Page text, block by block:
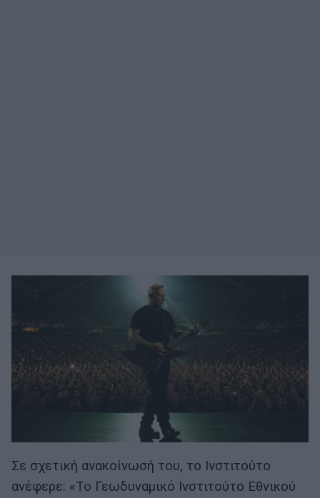
Σε σχετική ανακοίνωσή του, το Ινστιτούτο
ανέφερε: «Το Γεωδυναμικό Ινστιτούτο Εθνικού